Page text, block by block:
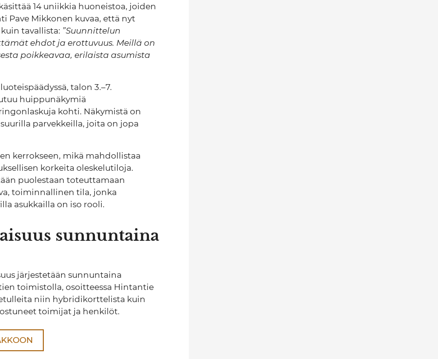
14 uniikkia huoneistoa, joiden
Pave Mikkonen kuvaa, että nyt
tavallista: ”Suunnittelun
ehdot ja erottuvuus. Meillä on
poikkeavaa, erilaista asumista
talon 3.–7.
huippunäkymiä
kohti. Näkymistä on
parvekkeilla, joita on jopa
kerrokseen, mikä mahdollistaa
korkeita oleskelutiloja.
puolestaan toteuttamaan
toiminnallinen tila, jonka
asukkailla on iso rooli.
sunnuntaina
järjestetään sunnuntaina
toimistolla, osoitteessa Hintantie
niin hybridikorttelista kuin
toimijat ja henkilöt.